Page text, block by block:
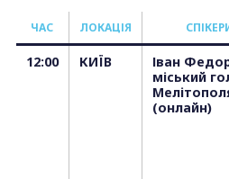
ЧАС ЛОКАЦІЯ
12:00 КИЇВ
Іван
міський
(онлайн)